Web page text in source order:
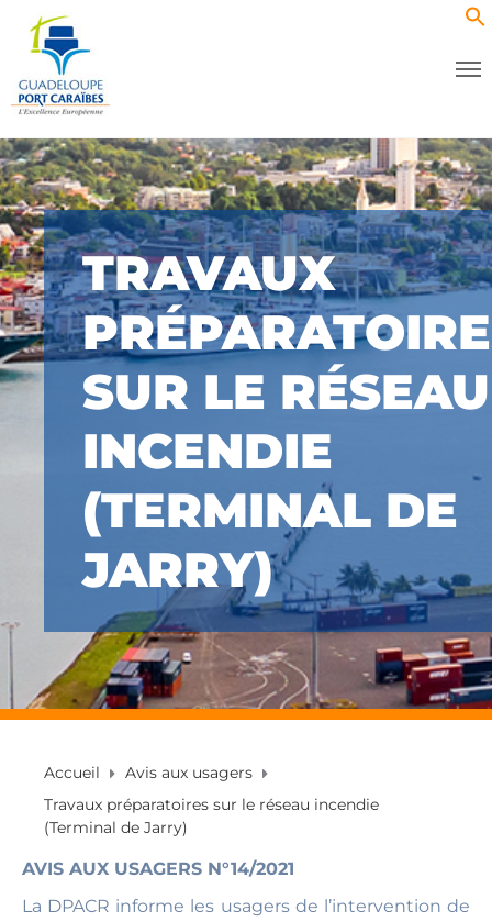
TRAVAUX
SUR LE RÉSEAU
INCENDIE
(TERMINAL DE
JARRY)
Accueil
Avis aux usagers
Travaux préparatoires sur le réseau incendie
(Terminal de Jarry)
AVIS AUX USAGERS N°14/2021
La DPACR informe les usagers de l’intervention de